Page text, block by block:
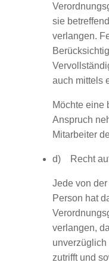
sie
verlangen.
auch mittels
Möchte eine
Anspruch
Mitarbeiter
d) Recht auf
Jede von
Person hat
verlangen,
zutrifft und